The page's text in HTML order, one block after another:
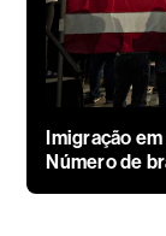
Imigração
Número de